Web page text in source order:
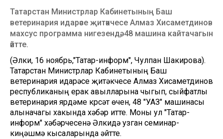
Татарстан Министрлар Кабинетының Баш
ветеринария идарәсе җитәкчесе Алмаз Хисаметдинов
махсус программа нигезендә, 48 машина кайтачагын
әйтте.
(Әлки, 16 ноябрь,"Татар-информ", Чулпан Шакирова).
Татарстан Министрлар Кабинетының Баш
ветеринария идарәсе җитәкчесе Алмаз Хисаметдинов
республиканың ерак авылларына чыгып, сыйфатлы
ветеринария ярдәме күрсәтү өчен, 48 "УАЗ" машинасы
алыначагы хакында хәбәр итте. Моны ул "Татар-
информ" хәбәрчесенә Әлкидә узган семинар-
киңәшмә кысаларында әйтте.